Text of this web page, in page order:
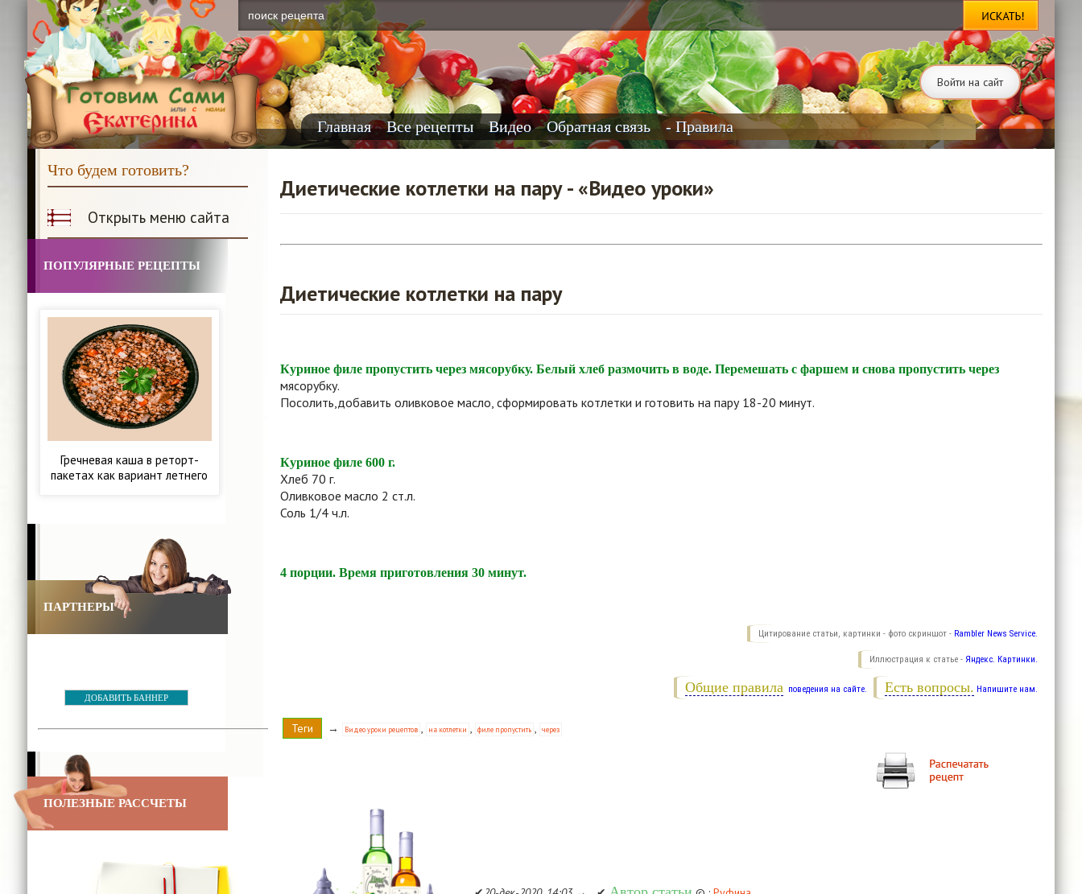
Главная Все рецепты Видео Обратная связь - Правила
Войти на сайт
Что будем готовить?
Открыть меню сайта
ПОПУЛЯРНЫЕ РЕЦЕПТЫ
Гречневая каша в реторт-
пакетах как вариант летнего
ПАРТНЕРЫ
ДОБАВИТЬ БАННЕР
ПОЛЕЗНЫЕ РАССЧЕТЫ
Диетические котлетки на пару - «Видео уроки»
Диетические котлетки на пару
Куриное филе пропустить через мясорубку. Белый хлеб размочить в воде. Перемешать с фаршем и снова пропустить через
мясорубку.
Посолить,добавить оливковое масло, сформировать котлетки и готовить на пару 18-20 минут.
Куриное филе 600 г.
Хлеб 70 г.
Оливковое масло 2 ст.л.
Соль 1/4 ч.л.
4 порции. Время приготовления 30 минут.
Цитирование статьи, картинки - фото скриншот - Rambler News Service.
Иллюстрация к статье - Яндекс. Картинки.
Есть вопросы. Напишите нам.
Общие правила поведения на сайте.
Теги → Видео уроки рецептов , на котлетки , филе пропустить , через